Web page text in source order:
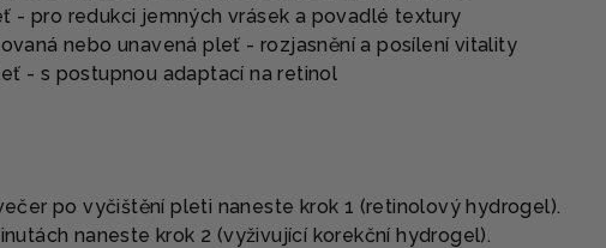
- pro redukci jemných vrásek a povadlé textury
nebo unavená pleť - rozjasnění a posílení vitality
- s postupnou adaptací na retinol
po vyčištění pleti naneste krok 1 (retinolový hydrogel).
naneste krok 2 (vyživující korekční hydrogel).